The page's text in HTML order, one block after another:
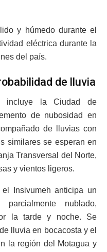
y húmedo durante el
eléctrica durante la
del país.
de lluvia
incluye la Ciudad de
de nubosidad en
de lluvias con
similares se esperan en
Transversal del Norte,
y vientos ligeros.
Insivumeh anticipa un
nublado,
la tarde y noche. Se
lluvia en bocacosta y el
la región del Motagua y